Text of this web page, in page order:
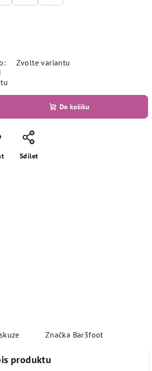
Zvolte variantu
Do košíku
Sdílet
Značka Bar3foot
produktu